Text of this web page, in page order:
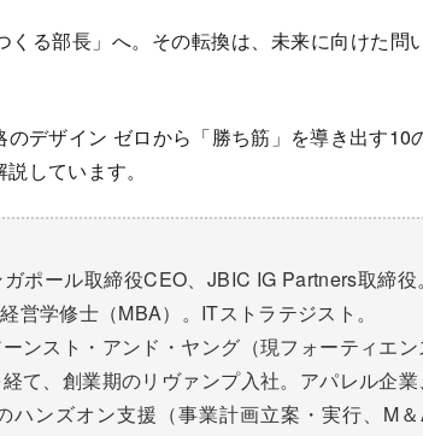
くる部長」へ。その転換は、未来に向けた問
デザイン ゼロから「勝ち筋」を導き出す10
しています。
ポール取締役CEO、JBIC IG Partners取締
営学修士（MBA）。ITストラテジスト。
ンスト・アンド・ヤング（現フォーティエ
て、創業期のリヴァンプ入社。アパレル企
ハンズオン支援（事業計画立案・実行、M